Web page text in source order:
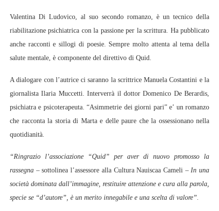
Valentina Di Ludovico, al suo secondo romanzo, è un tecnico della
riabilitazione psichiatrica con la passione per la scrittura. Ha pubblicato
anche racconti e sillogi di poesie. Sempre molto attenta al tema della
salute mentale, è componente del direttivo di Quid.
A dialogare con l’autrice ci saranno la scrittrice Manuela Costantini e la
giornalista Ilaria Muccetti. Interverrà il dottor Domenico De Berardis,
psichiatra e psicoterapeuta. “Asimmetrie dei giorni pari” e’ un romanzo
che racconta la storia di Marta e delle paure che la ossessionano nella
quotidianità.
“Ringrazio l’associazione “Quid” per aver di nuovo promosso la
rassegna –sottolinea l’assessore alla Cultura Nauiscaa Cameli – In una
società dominata dall’immagine, restituire attenzione e cura alla parola,
specie se “d’autore”, è un merito innegabile e una scelta di valore”.